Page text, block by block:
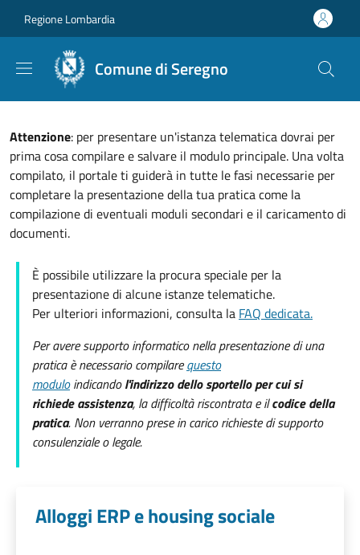
Regione Lombardia
Comune di Seregno
Attenzione: per presentare un'istanza telematica dovrai per
prima cosa compilare e salvare il modulo principale. Una volta
compilato, il portale ti guiderà in tutte le fasi necessarie per
completare la presentazione della tua pratica come la
compilazione di eventuali moduli secondari e il caricamento di
documenti.
È possibile utilizzare la procura speciale per la
presentazione di alcune istanze telematiche.
Per ulteriori informazioni, consulta la FAQ dedicata.
Per avere supporto informatico nella presentazione di una
pratica è necessario compilarequesto
moduloindicandol'indirizzo dello sportello per cui si
richiede assistenza, la difficoltà riscontrata e ilcodice della
pratica. Non verranno prese in carico richieste di supporto
consulenziale o legale.
Alloggi ERP e housing sociale